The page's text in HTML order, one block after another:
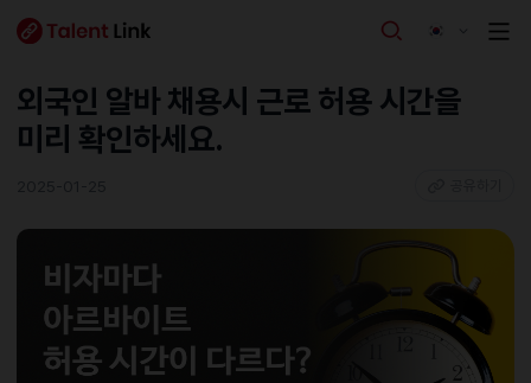
외국인 알바 채용시 근로 허용 시간을
미리 확인하세요.